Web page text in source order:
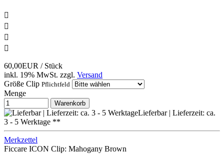




60,00EUR / Stück
inkl. 19% MwSt. zzgl. Versand
Größe Clip Pflichtfeld
Menge
Warenkorb
Lieferbar | Lieferzeit: ca.
3 - 5 Werktage **
Merkzettel
Ficcare ICON Clip: Mahogany Brown